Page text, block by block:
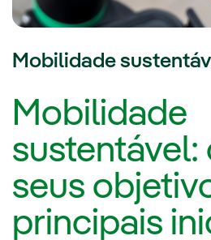
Mobilidade
Mobilidade
sustentável:
seus
principais